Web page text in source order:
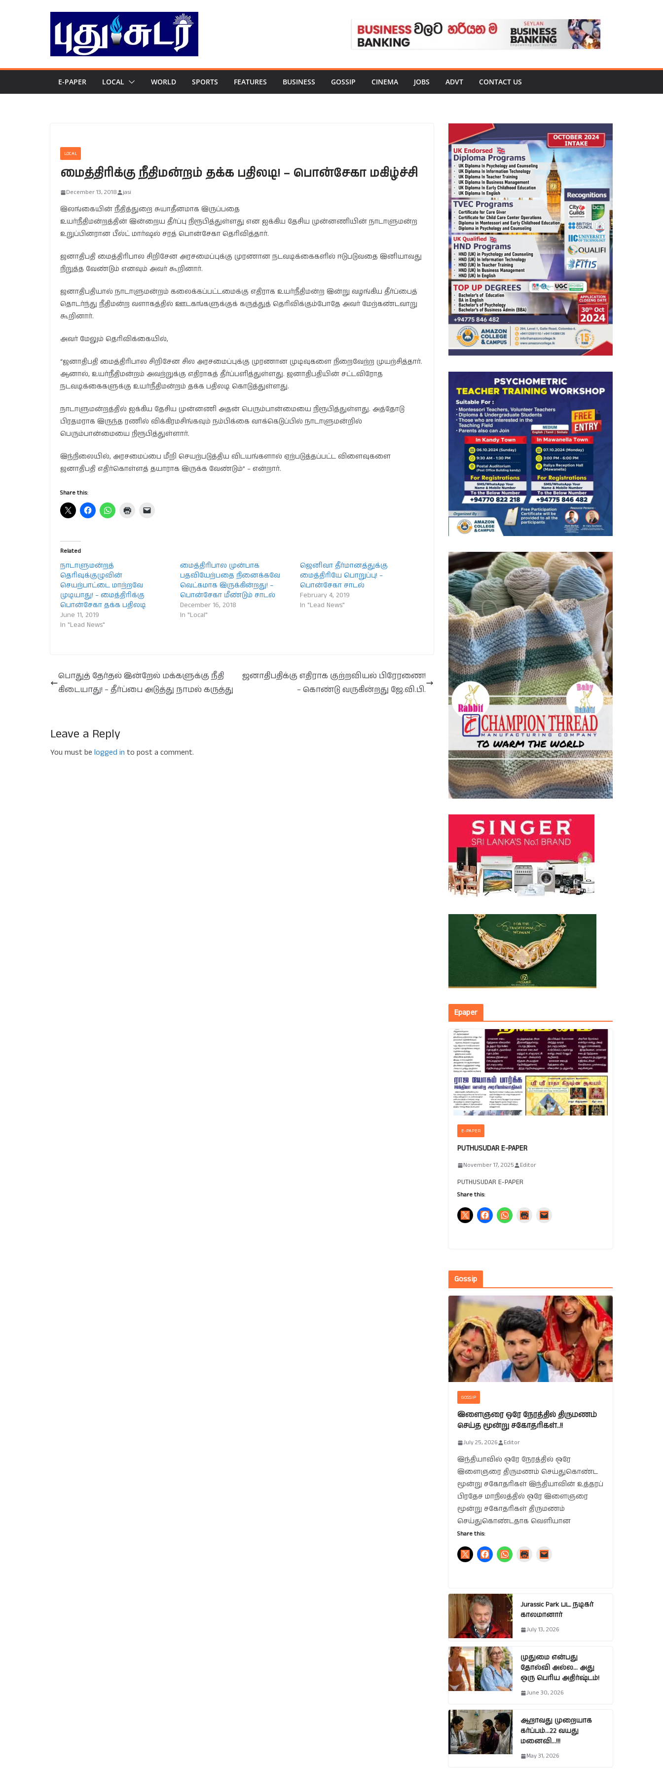
E-PAPER LOCAL WORLD SPORTS FEATURES BUSINESS GOSSIP CINEMA JOBS ADVT CONTACT US
LOCAL
மைத்திரிக்கு நீதிமன்றம் தக்க பதிலடி! – பொன்சேகா மகிழ்ச்சி
December 13, 2018 jasi
இலங்கையின் நீதித்துறை சுயாதீனமாக இருப்பதை
உயர்நீதிமன்றத்தின் இன்றைய தீர்ப்பு நிரூபித்துள்ளது என ஐக்கிய தேசிய முன்னணியின் நாடாளுமன்ற
உறுப்பினரான பீல்ட் மார்ஷல் சரத் பொன்சேகா தெரிவித்தார்.
ஜனாதிபதி மைத்திரிபால சிறிசேன அரசமைப்புக்கு முரணான நடவடிக்கைகளில் ஈடுபடுவதை இனியாவது
நிறுத்த வேண்டும் எனவும் அவர் கூறினார்.
ஜனாதிபதியால் நாடாளுமன்றம் கலைக்கப்பட்டமைக்கு எதிராக உயர்நீதிமன்ற இன்று வழங்கிய தீர்ப்பைத்
தொடர்ந்து நீதிமன்ற வளாகத்தில் ஊடகங்களுக்குக் கருத்துத் தெரிவிக்கும்போதே அவர் மேற்கண்டவாறு
கூறினார்.
அவர் மேலும் தெரிவிக்கையில்,
“ஜனாதிபதி மைத்திரிபால சிறிசேன சில அரசமைப்புக்கு முரணான முடிவுகளை நிறைவேற்ற முயற்சித்தார்.
ஆனால், உயர்நீதிமன்றம் அவற்றுக்கு எதிராகத் தீர்ப்பளித்துள்ளது. ஜனாதிபதியின் சட்டவிரோத
நடவடிக்கைகளுக்கு உயர்நீதிமன்றம் தக்க பதிலடி கொடுத்துள்ளது.
நாடாளுமன்றத்தில் ஐக்கிய தேசிய முன்னணி அதன் பெரும்பான்மையை நிரூபித்துள்ளது. அத்தோடு
பிரதமராக இருந்த ரணில் விக்கிரமசிங்கவும் நம்பிக்கை வாக்கெடுப்பில் நாடாளுமன்றில்
பெரும்பான்மையை நிரூபித்துள்ளார்.
இந்நிலையில், அரசமைப்பை மீறி செயற்படுத்திய விடயங்களால் ஏற்படுத்தப்பட்ட விளைவுகளை
ஜனாதிபதி எதிர்கொள்ளத் தயாராக இருக்க வேண்டும்” – என்றார்.
Share this:
Related
நாடாளுமன்றத்
தெரிவுக்குழுவின்
செயற்பாட்டை மாற்றவே
முடியாது! – மைத்திரிக்கு
பொன்சேகா தக்க பதிலடி
June 11, 2019
In "Lead News"
மைத்திரிபால முன்பாக
பதவியேற்பதை நினைக்கவே
வெட்கமாக இருக்கின்றது! –
பொன்சேகா மீண்டும் சாடல்
December 16, 2018
In "Local"
ஜெனிவா தீர்மானத்துக்கு
மைத்திரியே பொறுப்பு! –
பொன்சேகா சாடல்
February 4, 2019
In "Lead News"
பொதுத் தேர்தல் இன்றேல் மக்களுக்கு நீதி
கிடையாது! – தீர்ப்பை அடுத்து நாமல் கருத்து
ஜனாதிபதிக்கு எதிராக குற்றவியல் பிரேரணை!
– கொண்டு வருகின்றது ஜே.வி.பி.
Leave a Reply
You must be logged in to post a comment.
Epaper
E-PAPER
PUTHUSUDAR E-PAPER
November 17, 2025 Editor
PUTHUSUDAR E-PAPER
Share this:
Gossip
GOSSIP
இளைஞரை ஒரே நேரத்தில் திருமணம்
செய்த மூன்று சகோதரிகள்..!!
July 25, 2026 Editor
இந்தியாவில் ஒரே நேரத்தில் ஒரே
இளைஞரை திருமணம் செய்துகொண்ட
மூன்று சகோதரிகள் இந்தியாவின் உத்தரப்
பிரதேச மாநிலத்தில் ஒரே இளைஞரை
மூன்று சகோதரிகள் திருமணம்
செய்துகொண்டதாக வெளியான
Share this:
Jurassic Park பட நடிகர்
காலமானார்
July 13, 2026
முதுமை என்பது
தோல்வி அல்ல… அது
ஒரு பெரிய அதிர்ஷ்டம்!
June 30, 2026
ஆறாவது முறையாக
கர்ப்பம்…22 வயது
மனைவி…!!!
May 31, 2026